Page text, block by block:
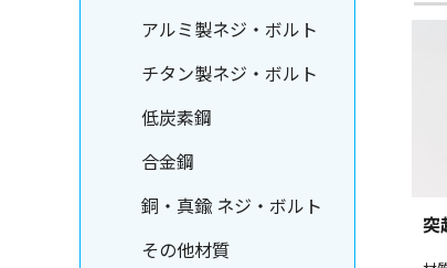
突
アルミ製ネジ・ボルト
チタン製ネジ・ボルト
低炭素鋼
合金鋼
銅・真鍮 ネジ・ボルト
その他材質